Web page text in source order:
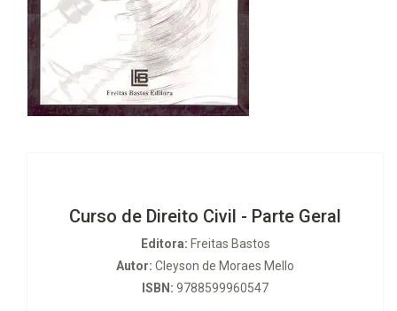
Curso de Direito Civil - Parte Geral
Editora: Freitas Bastos
Autor: Cleyson de Moraes Mello
ISBN: 9788599960547